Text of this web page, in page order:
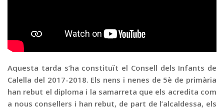
Contacte
Aquesta tarda s’ha constituït el Consell dels Infants de
Calella del 2017-2018. Els nens i nenes de 5è de primària
han rebut el diploma i la samarreta que els acredita com
a nous consellers i han rebut, de part de l’alcaldessa, els